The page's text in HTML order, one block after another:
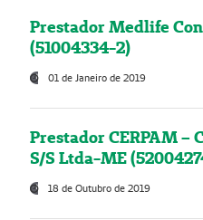
Prestador Medlife
(51004334-2)
01 de Janeiro de 2019
Prestador CERPAM –
S/S Ltda-ME
18 de Outubro de 2019